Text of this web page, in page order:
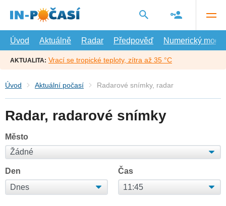
hlavní
Úvod
Aktuálně Radar Předpověď Numerický model
AKTUALITA: Vrací se tropické teploty, zítra až 35 °C
Úvod Aktuální počasí Radarové snímky, radar
Radar, radarové snímky
Město
Den Čas